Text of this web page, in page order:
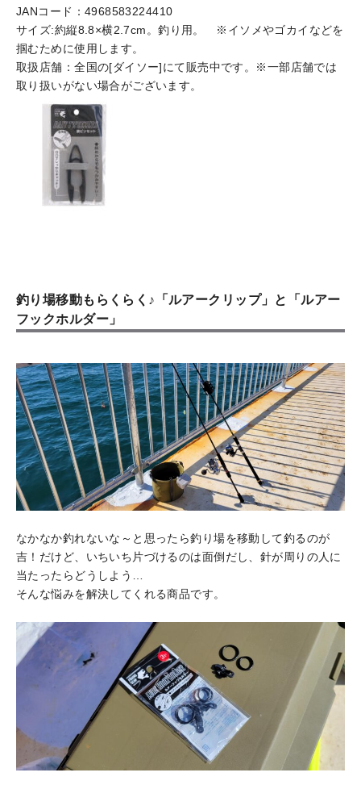
JANコード：4968583224410
サイズ:約縦8.8×横2.7cm。釣り用。 ※イソメやゴカイなどを
掴むために使用します。
取扱店舗：全国の[ダイソー]にて販売中です。※一部店舗では
取り扱いがない場合がございます。
釣り場移動もらくらく♪「ルアークリップ」と「ルアー
フックホルダー」
なかなか釣れないな～と思ったら釣り場を移動して釣るのが
吉！だけど、いちいち片づけるのは面倒だし、針が周りの人に
当たったらどうしよう…
そんな悩みを解決してくれる商品です。